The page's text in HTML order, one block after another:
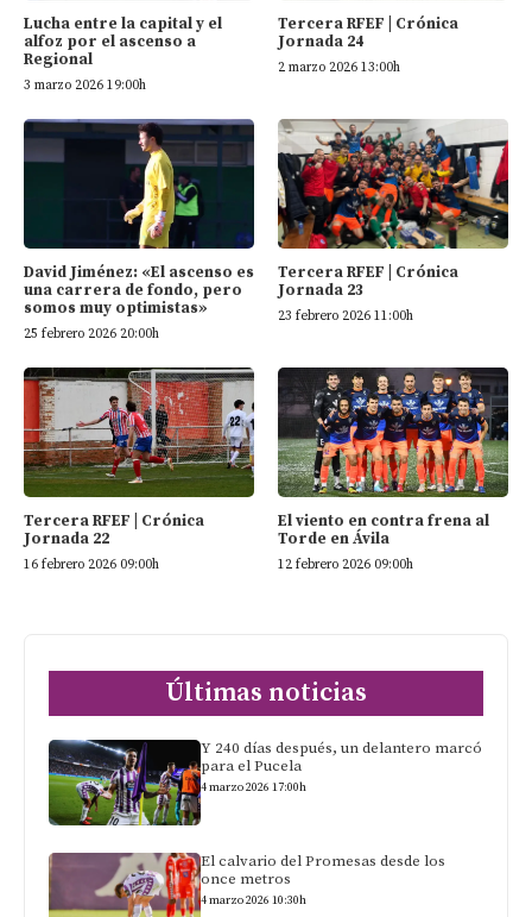
Lucha entre la capital y el
alfoz por el ascenso a
Regional
3 marzo 2026 19:00h
Tercera RFEF | Crónica
Jornada 24
2 marzo 2026 13:00h
David Jiménez: «El ascenso es
una carrera de fondo, pero
somos muy optimistas»
25 febrero 2026 20:00h
Tercera RFEF | Crónica
Jornada 23
23 febrero 2026 11:00h
Tercera RFEF | Crónica
Jornada 22
16 febrero 2026 09:00h
El viento en contra frena al
Torde en Ávila
12 febrero 2026 09:00h
Últimas noticias
Y 240 días después, un delantero marcó
para el Pucela
4 marzo 2026 17:00h
El calvario del Promesas desde los
once metros
4 marzo 2026 10:30h